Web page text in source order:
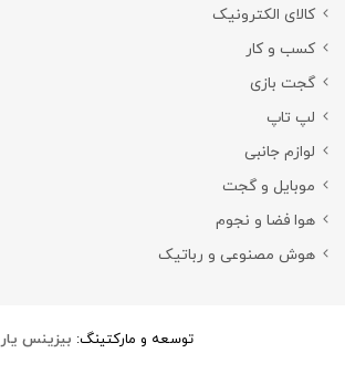
کالای الکترونیک
کسب و کار
گجت بازی
لپ تاپ
لوازم جانبی
موبایل و گجت
هوا فضا و نجوم
هوش مصنوعی و رباتیک
توسعه و مارکتینگ: بیزینس یار